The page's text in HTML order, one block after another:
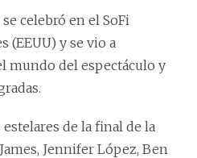
celebró en el SoFi
(EEUU) y se vio a
mundo del espectáculo y
de la final de la
Jennifer López, Ben